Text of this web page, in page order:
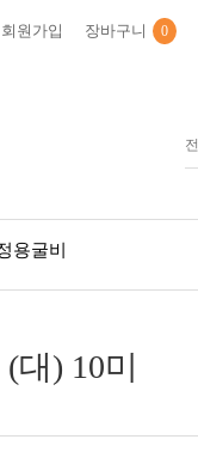
회원가입 장바구니 0
용굴비
) 10미